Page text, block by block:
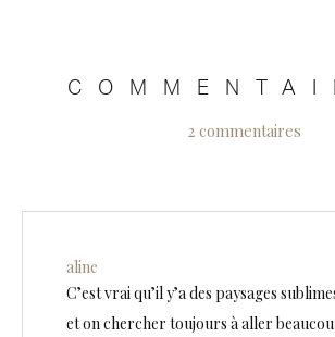
2 commentaires
aline
C’est vrai qu’il y’a des paysages
et on chercher toujours à aller